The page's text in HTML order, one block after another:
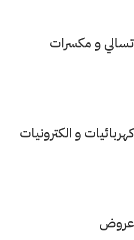
تسالي و مكسرات
كهربائيات و الكترونيات
عروض